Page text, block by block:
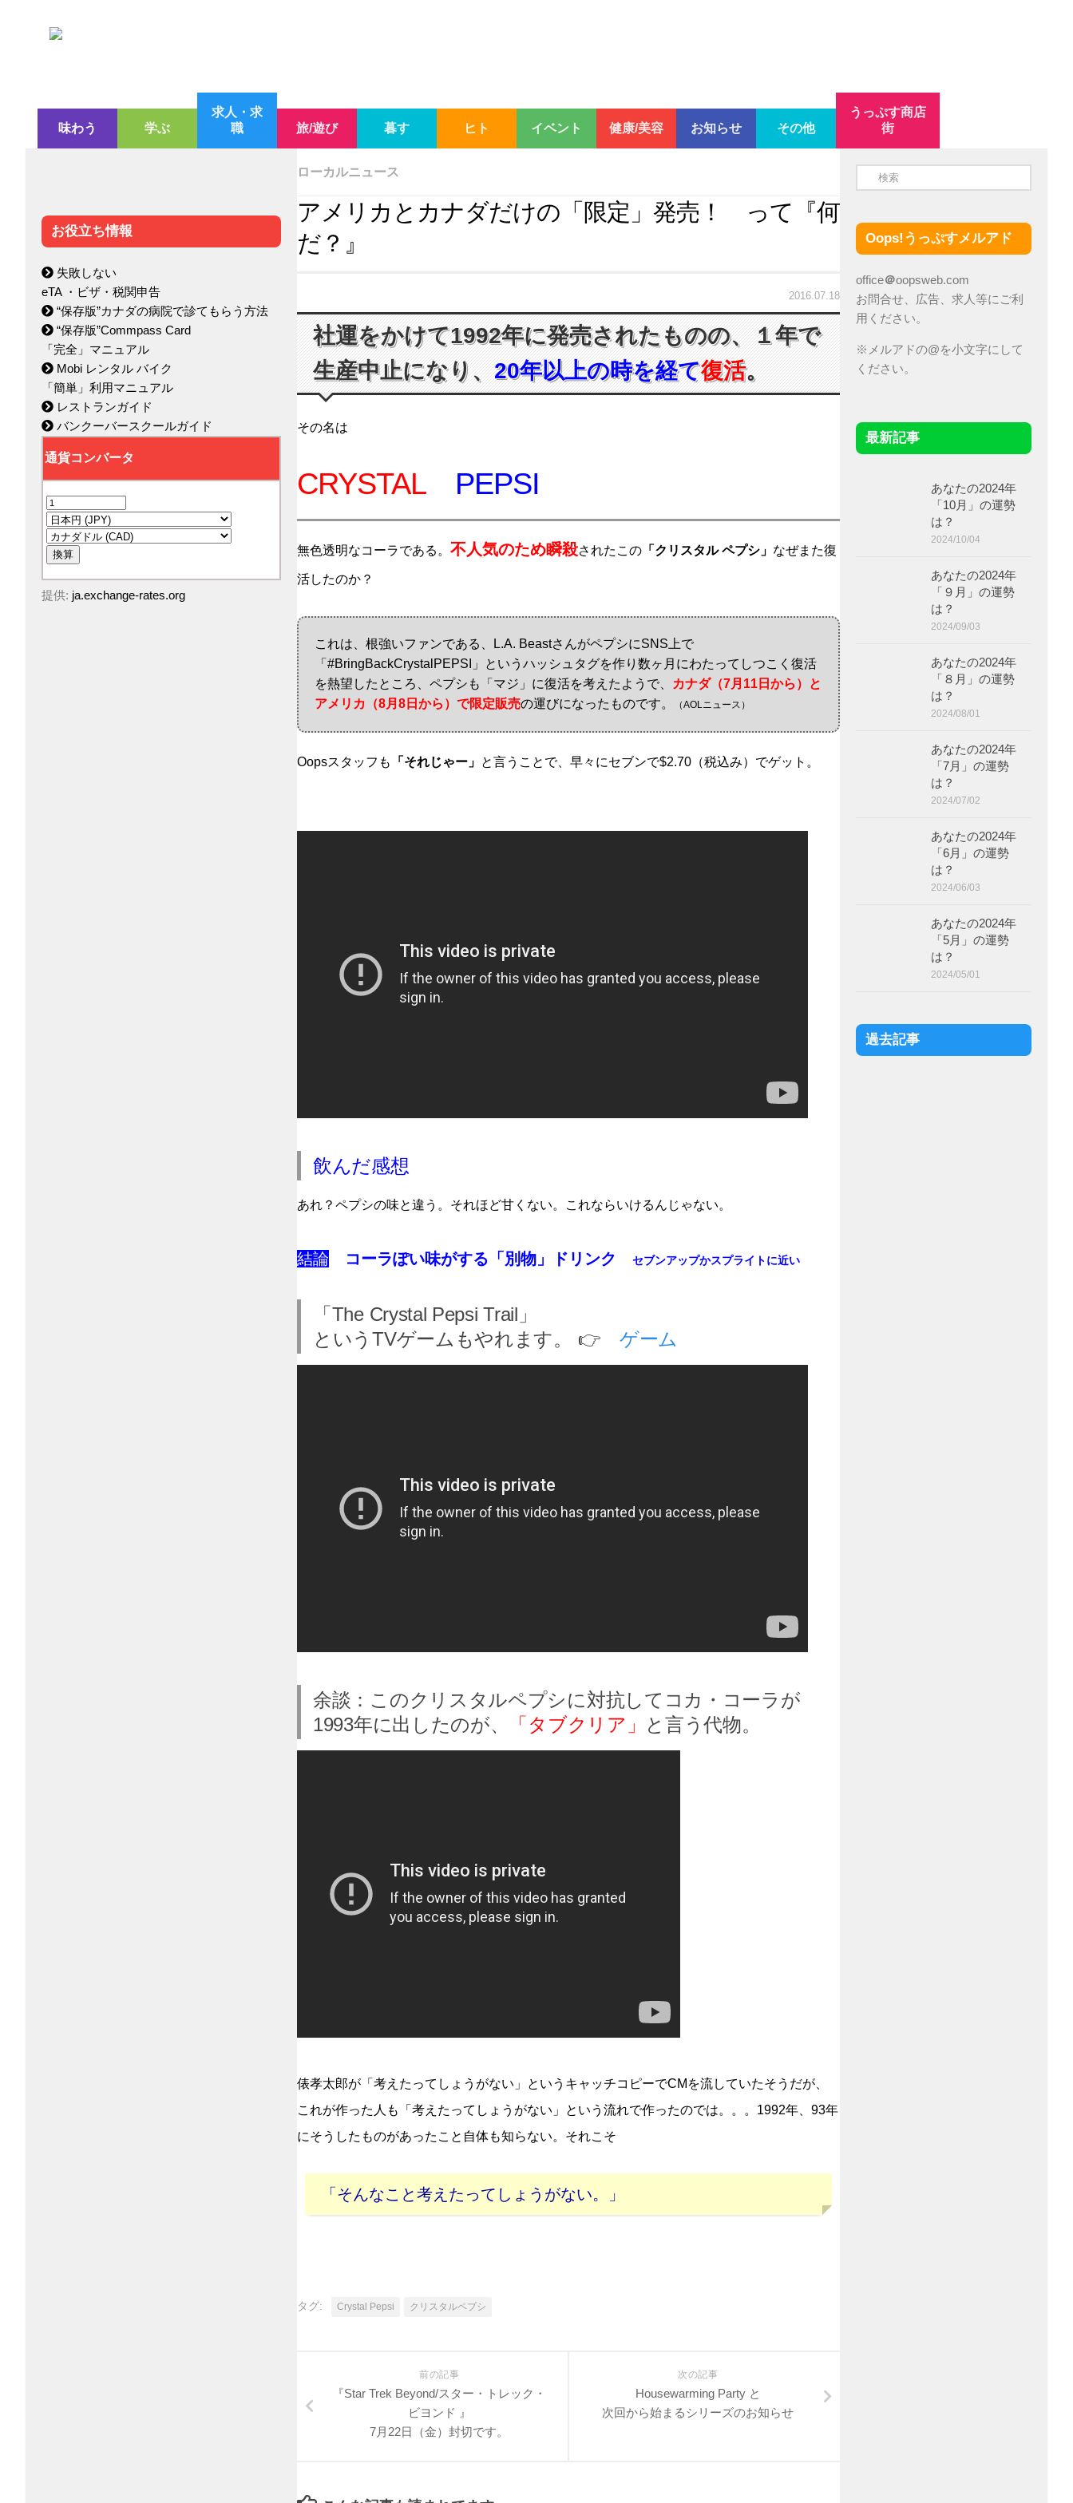
味わう 学ぶ
求人・求
職
旅/遊び 暮す ヒト イベント 健康/美容 お知らせ その他
うっぷす商店
街
ローカルニュース
アメリカとカナダだけの「限定」発売！ って『何
だ？』
2016.07.18
社運をかけて1992年に発売されたものの、１年で
生産中止になり、20年以上の時を経て復活。
その名は
CRYSTAL PEPSI
無色透明なコーラである。 不人気のため瞬殺されたこの 「クリスタル ペプシ」 なぜまた復
活したのか？
これは、根強いファンである、L.A. BeastさんがペプシにSNS上で
「#BringBackCrystalPEPSI」というハッシュタグを作り数ヶ月にわたってしつこく復活
を熱望したところ、ペプシも「マジ」に復活を考えたようで、
カナダ（7月11日から）と
アメリカ（8月8日から）で限定販売の運びになったものです。 （AOLニュース）
Oopsスタッフも 「それじゃー」 と言うことで、早々にセブンで$2.70（税込み）でゲット。
飲んだ感想
あれ？ペプシの味と違う。それほど甘くない。これならいけるんじゃない。
結論 コーラぽい味がする「別物」ドリンク セブンアップかスプライトに近い
「The Crystal Pepsi Trail」
というTVゲームもやれます。 👉 ゲーム
余談：このクリスタルペプシに対抗してコカ・コーラが
1993年に出したのが、
「タブクリア」 と言う代物。
俵孝太郎が「考えたってしょうがない」というキャッチコピーでCMを流していたそうだが、
これが作った人も「考えたってしょうがない」という流れで作ったのでは。。。1992年、93年
にそうしたものがあったこと自体も知らない。それこそ
「そんなこと考えたってしょうがない。」
タグ: Crystal Pepsi クリスタルペプシ
次の記事
Housewarming Party と
次回から始まるシリーズのお知らせ
前の記事
『Star Trek Beyond/スター・トレック・
ビヨンド 』
7月22日（金）封切です。
お役立ち情報
失敗しない
eTA ・ビザ・税関申告
“保存版”カナダの病院で診てもらう方法
“保存版”Commpass Card
「完全」マニュアル
Mobi レンタル バイク
「簡単」利用マニュアル
レストランガイド
バンクーバースクールガイド
提供: ja.exchange-rates.org
Oops!うっぷすメルアド
office＠oopsweb.com
お問合せ、広告、求人等にご利
用ください。
※メルアドの@を小文字にして
ください。
最新記事
あなたの2024年
「10月」の運勢
は？
2024/10/04
あなたの2024年
「９月」の運勢
は？
2024/09/03
あなたの2024年
「８月」の運勢
は？
2024/08/01
あなたの2024年
「7月」の運勢
は？
2024/07/02
あなたの2024年
「6月」の運勢
は？
2024/06/03
あなたの2024年
「5月」の運勢
は？
2024/05/01
過去記事